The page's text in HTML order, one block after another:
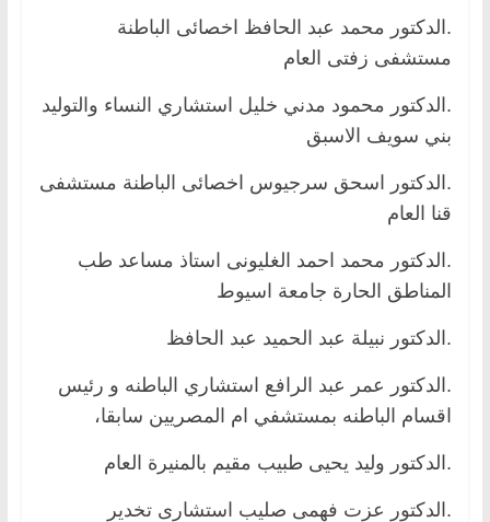
.الدكتور محمد عبد الحافظ اخصائى الباطنة
مستشفى زفتى العام
.الدكتور محمود مدني خليل استشاري النساء والتوليد
بني سويف الاسبق
.الدكتور اسحق سرجيوس اخصائى الباطنة مستشفى
قنا العام
.الدكتور محمد احمد الغليونى استاذ مساعد طب
المناطق الحارة جامعة اسيوط
.الدكتور نبيلة عبد الحميد عبد الحافظ
.الدكتور عمر عبد الرافع استشاري الباطنه و رئيس
اقسام الباطنه بمستشفي ام المصريين سابقا،
.الدكتور وليد يحيى طبيب مقيم بالمنيرة العام
.الدكتور عزت فهمى صليب استشارى تخدير